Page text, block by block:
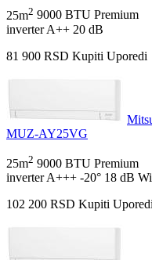
25m2 9000 BTU Premium
inverter A++ 20 dB
81 900 RSD Kupiti Uporedi
MUZ-AY25VG
25m2 9000 BTU Premium
inverter A+++ -20° 18 dB
102 200 RSD Kupiti Uporedi